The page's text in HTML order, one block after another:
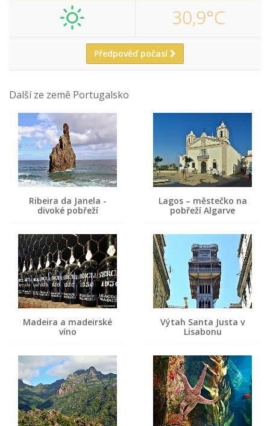
30,9°C
Předpověď počasí
Další ze země Portugalsko
Ribeira da Janela -
divoké pobřeží
Lagos – městečko na
pobřeží Algarve
Madeira a madeirské
víno
Výtah Santa Justa v
Lisabonu